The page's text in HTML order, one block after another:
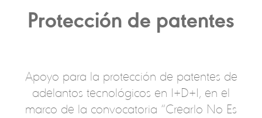
Protección de patentes
Apoyo para la protección de patentes de
adelantos tecnológicos en I+D+I, en el
marco de la convocatoria “Crearlo No Es